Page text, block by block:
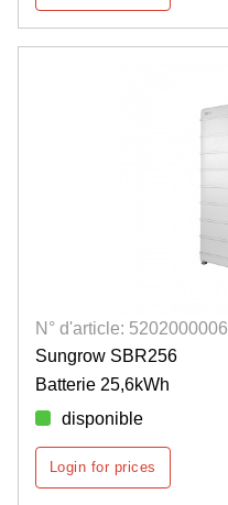
N° d'article: 5202000006
Sungrow SBR256
Batterie 25,6kWh
disponible
Login for prices